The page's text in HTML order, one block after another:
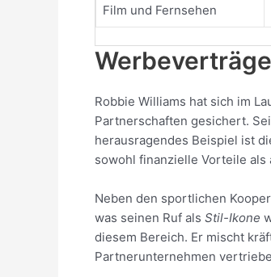
Film und Fernsehen
Robbie Williams hat sich im
Partnerschaften gesichert.
herausragendes Beispiel ist
sowohl finanzielle Vorteile
Neben den sportlichen
was seinen Ruf als Stil-Ikone
diesem Bereich. Er mischt
Partnerunternehmen